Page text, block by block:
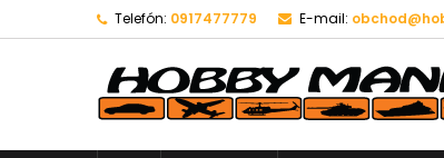
Telefón: 0917477779 E-mail: